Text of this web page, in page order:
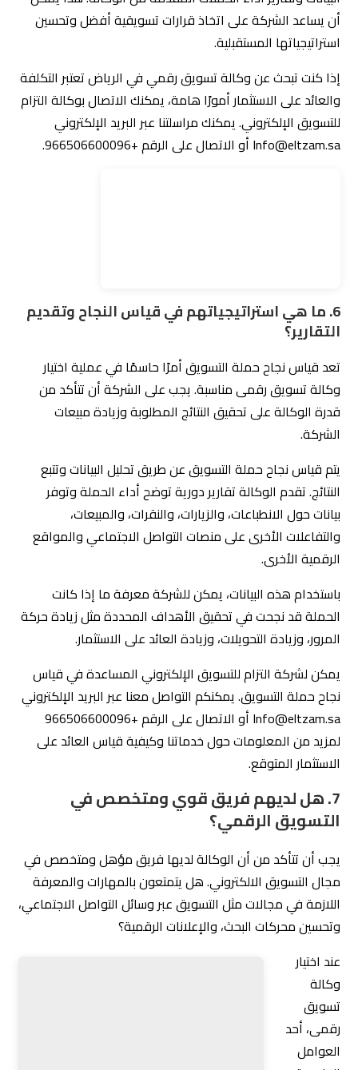
6. ما هي استراتيجياتهم في قياس النجاح وتقديم
التقارير؟
النتائج. تقدم الوكالة تقارير دورية توضح أداء الحملة وتوفر
بيانات حول الانطباعات، والزيارات، والنقرات، والمبيعات،
والتفاعلات الأخرى على منصات التواصل الاجتماعي والمواقع
الرقمية الأخرى.
باستخدام هذه البيانات، يمكن للشركة معرفة ما إذا كانت
الحملة قد نجحت في تحقيق الأهداف المحددة مثل زيادة حركة
المرور، وزيادة التحويلات، وزيادة العائد على الاستثمار.
يمكن لشركة التزام للتسويق الإلكتروني المساعدة في قياس
نجاح حملة التسويق. يمكنكم التواصل معنا عبر البريد الإلكتروني
Info@eltzam.sa أو الاتصال على الرقم +966506600096
لمزيد من المعلومات حول خدماتنا وكيفية قياس العائد على
الاستثمار المتوقع.
7. هل لديهم فريق قوي ومتخصص في
التسويق الرقمي؟
يجب أن تتأكد من أن الوكالة لديها فريق مؤهل ومتخصص في
مجال التسويق الالكتروني. هل يتمتعون بالمهارات والمعرفة
اللازمة في مجالات مثل التسويق عبر وسائل التواصل الاجتماعي،
وتحسين محركات البحث، والإعلانات الرقمية؟
وكالة
تسويق
رقمى، أحد
العوامل
الحاسمة
التي يجب أخذها في الاعتبار هو جودة وكفاءة الفريق الذي
سيعمل على حملاتك التسويقية. وجود فريق مؤهل ومتخصص
في مجال التسويق الرقمي يمكن أن يكون الفارق بين حملة
ناجحة وأخرى غير فعّالة. لذا، من الضروري التأكد من أن وكالة
تسويق رقمى التي تفكر في التعاون معها تمتلك فريقًا يمتاز
بالمهارات والمعرفة اللازمة في مختلف مجالات التسويق
الرقمي.